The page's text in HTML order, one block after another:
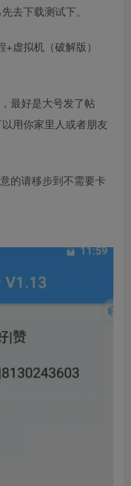
去下载测试下。
虚拟机（破解版）
最好是大号发了帖
用你家里人或者朋友
的请移步到不需要卡